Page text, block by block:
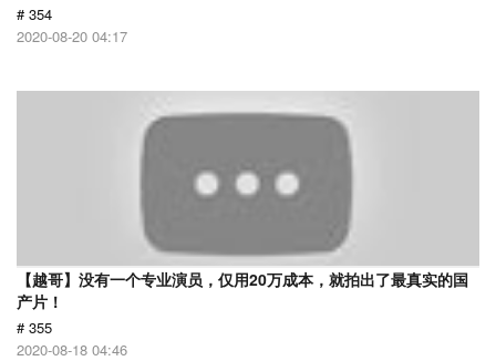
# 354
2020-08-20 04:17
【越哥】没有一个专业演员，仅用20万成本，就拍出了最真实的国
产片！
# 355
2020-08-18 04:46